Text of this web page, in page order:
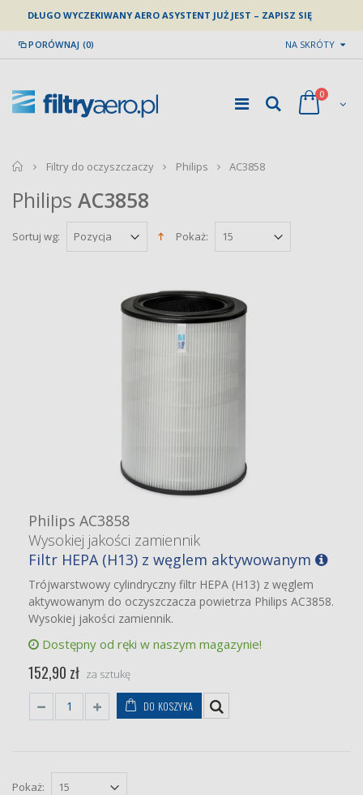
DŁUGO WYCZEKIWANY AERO ASYSTENT JUŻ JEST – ZAPISZ SIĘ
PORÓWNAJ (0) NA SKRÓTY
0
home
Filtry do oczyszczaczy Philips AC3858
Philips AC3858
Sortuj wg: Pokaż:
Philips AC3858
Wysokiej jakości zamiennik
Filtr HEPA (H13) z węglem aktywowanym
Trójwarstwowy cylindryczny filtr HEPA (H13) z węglem
aktywowanym do oczyszczacza powietrza Philips AC3858.
Wysokiej jakości zamiennik.
Dostępny od ręki w naszym magazynie!
152,90 zł za sztukę
DO KOSZYKA
Pokaż: